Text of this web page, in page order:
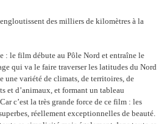
: le film débute au Pôle Nord et entraîne le
qui va le faire traverser les latitudes du Nord
une variété de climats, de territoires, de
et d’animaux, et formant un tableau
c’est la très grande force de ce film : les
réellement exceptionnelles de beauté.